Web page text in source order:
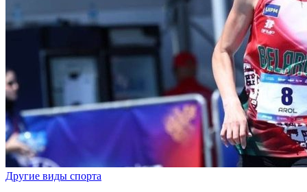
Другие виды спорта